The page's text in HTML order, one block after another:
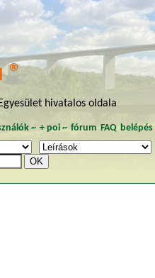
®
hivatalos oldala
~ + poi~ fórum FAQ belépés